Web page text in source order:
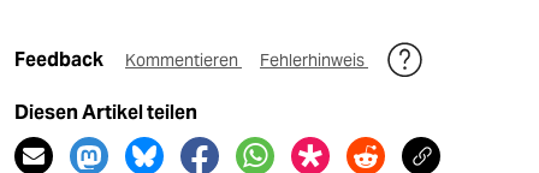
Feedback Kommentieren Fehlerhinweis
Diesen Artikel teilen